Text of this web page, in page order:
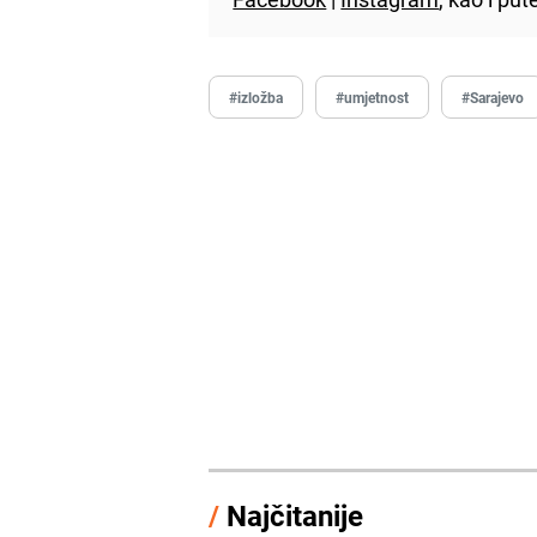
#izložba #umjetnost #Sarajevo
/ Najčitanije